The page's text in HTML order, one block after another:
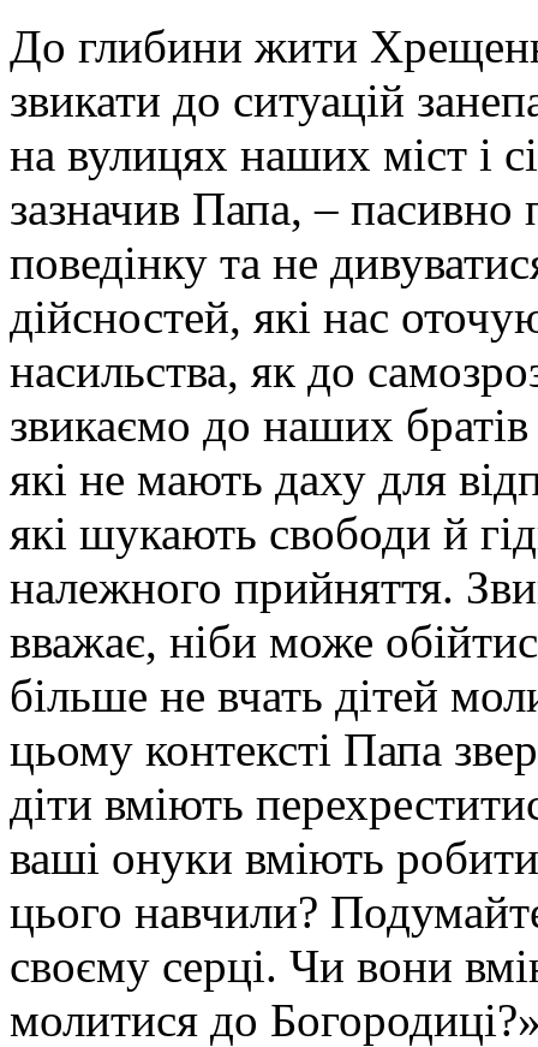
До глибини жити
звикати до ситуацій
на вулицях наших міст і
зазначив Папа, – пасивно
поведінку та не
дійсностей, які нас
насильства, як до
звикаємо до наших братів
які не мають даху для
які шукають свободи й
належного прийняття.
вважає, ніби може
більше не вчать дітей
цьому контексті Папа
діти вміють
ваші онуки вміють
цього навчили?
своєму серці. Чи вони
молитися до